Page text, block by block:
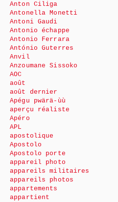
Anton Ciliga
Antonella Monetti
Antoni Gaudi
Antonio échappe
Antonio Ferrara
António Guterres
Anvil
Anzoumane Sissoko
AOC
août
août dernier
Apégu pwärä-ùù
aperçu réaliste
Apéro
APL
apostolique
Apostolo
Apostolo porte
appareil photo
appareils militaires
appareils photos
appartements
appartient